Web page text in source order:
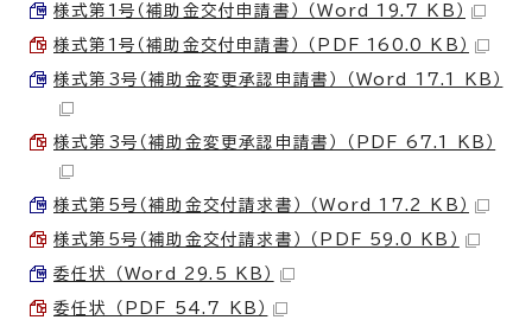
様式第1号（補助金交付申請書） （Word 19.7 KB）
様式第1号（補助金交付申請書） （PDF 160.0 KB）
様式第3号（補助金変更承認申請書） （Word 17.1 KB）
様式第3号（補助金変更承認申請書） （PDF 67.1 KB）
様式第5号（補助金交付請求書） （Word 17.2 KB）
様式第5号（補助金交付請求書） （PDF 59.0 KB）
委任状 （Word 29.5 KB）
委任状 （PDF 54.7 KB）